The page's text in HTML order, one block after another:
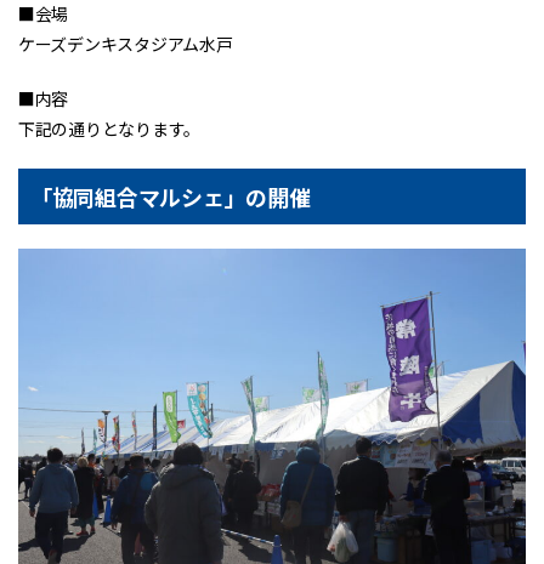
■会場
ケーズデンキスタジアム水戸
■内容
下記の通りとなります。
「協同組合マルシェ」の開催